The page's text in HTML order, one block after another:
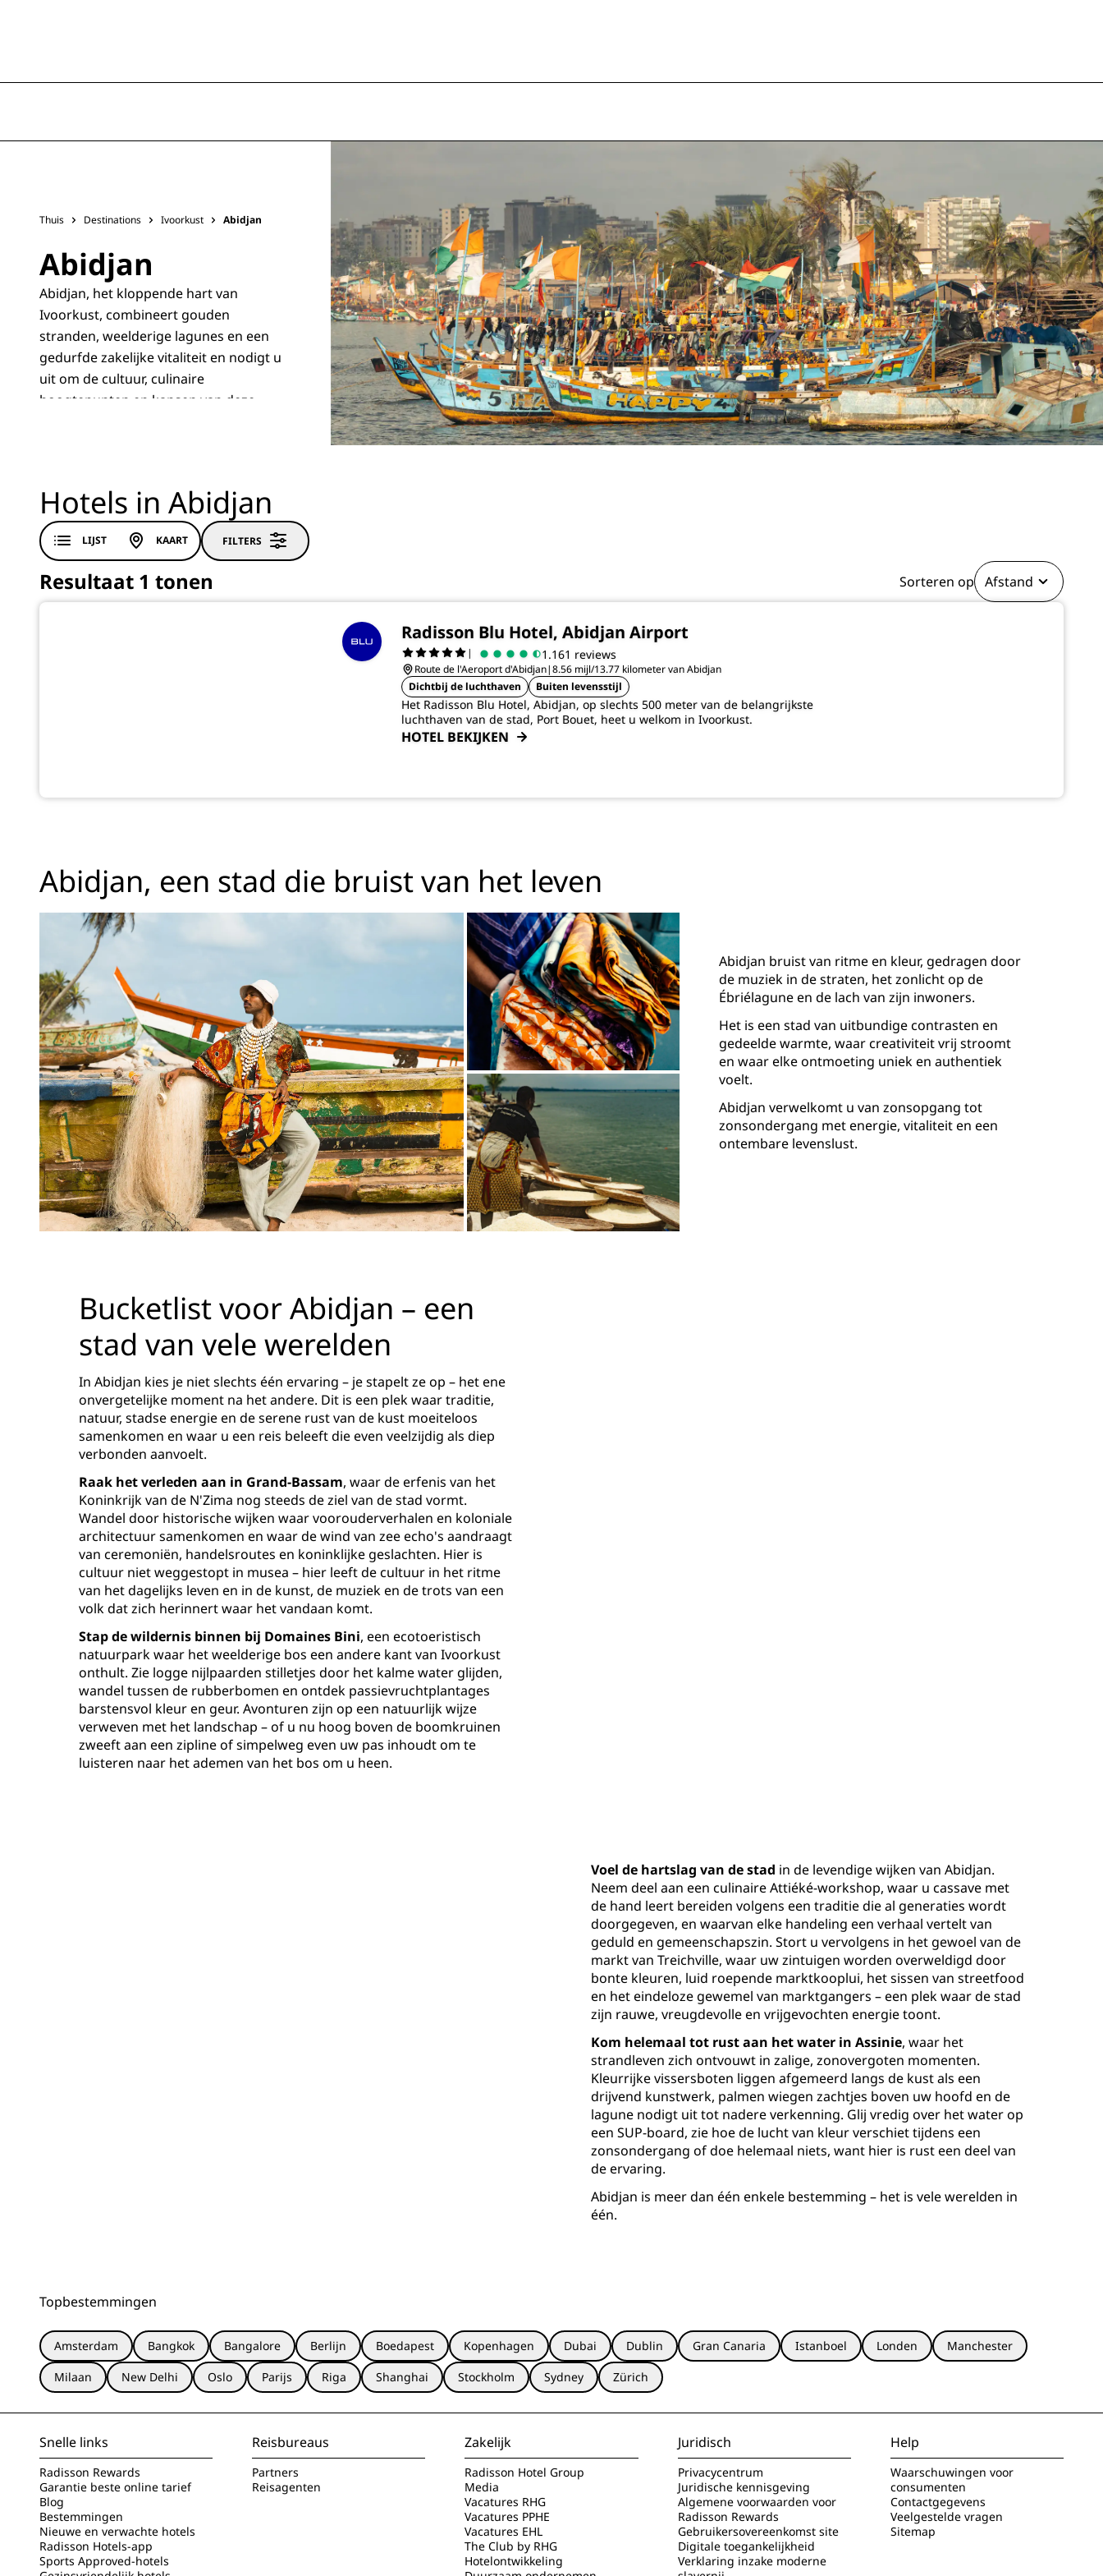
Thuis Destinations Ivoorkust Abidjan
Abidjan
Abidjan, het kloppende hart van
Ivoorkust, combineert gouden
stranden, weelderige lagunes en een
gedurfde zakelijke vitaliteit en nodigt u
uit om de cultuur, culinaire
hoogtepunten en kansen van deze
Hotels in Abidjan
LIJST KAART FILTERS
Resultaat 1 tonen Sorteren op Afstand
Radisson Blu Hotel, Abidjan Airport
| 1.161 reviews
Route de l'Aeroport d'Abidjan|8.56 mijl/13.77 kilometer van Abidjan
Dichtbij de luchthaven
Buiten levensstijl
Het Radisson Blu Hotel, Abidjan, op slechts 500 meter van de belangrijkste
luchthaven van de stad, Port Bouet, heet u welkom in Ivoorkust.
HOTEL BEKIJKEN
Abidjan, een stad die bruist van het leven
Abidjan bruist van ritme en kleur, gedragen door
de muziek in de straten, het zonlicht op de
Ébriélagune en de lach van zijn inwoners.
Het is een stad van uitbundige contrasten en
gedeelde warmte, waar creativiteit vrij stroomt
en waar elke ontmoeting uniek en authentiek
voelt.
Abidjan verwelkomt u van zonsopgang tot
zonsondergang met energie, vitaliteit en een
ontembare levenslust.
Bucketlist voor Abidjan – een
stad van vele werelden
In Abidjan kies je niet slechts één ervaring – je stapelt ze op – het ene
onvergetelijke moment na het andere. Dit is een plek waar traditie,
natuur, stadse energie en de serene rust van de kust moeiteloos
samenkomen en waar u een reis beleeft die even veelzijdig als diep
verbonden aanvoelt.
Raak het verleden aan in Grand-Bassam, waar de erfenis van het
Koninkrijk van de N'Zima nog steeds de ziel van de stad vormt.
Wandel door historische wijken waar voorouderverhalen en koloniale
architectuur samenkomen en waar de wind van zee echo's aandraagt
van ceremoniën, handelsroutes en koninklijke geslachten. Hier is
cultuur niet weggestopt in musea – hier leeft de cultuur in het ritme
van het dagelijks leven en in de kunst, de muziek en de trots van een
volk dat zich herinnert waar het vandaan komt.
Stap de wildernis binnen bij Domaines Bini, een ecotoeristisch
natuurpark waar het weelderige bos een andere kant van Ivoorkust
onthult. Zie logge nijlpaarden stilletjes door het kalme water glijden,
wandel tussen de rubberbomen en ontdek passievruchtplantages
barstensvol kleur en geur. Avonturen zijn op een natuurlijk wijze
verweven met het landschap – of u nu hoog boven de boomkruinen
zweeft aan een zipline of simpelweg even uw pas inhoudt om te
luisteren naar het ademen van het bos om u heen.
Voel de hartslag van de stad in de levendige wijken van Abidjan.
Neem deel aan een culinaire Attiéké-workshop, waar u cassave met
de hand leert bereiden volgens een traditie die al generaties wordt
doorgegeven, en waarvan elke handeling een verhaal vertelt van
geduld en gemeenschapszin. Stort u vervolgens in het gewoel van de
markt van Treichville, waar uw zintuigen worden overweldigd door
bonte kleuren, luid roepende marktkooplui, het sissen van streetfood
en het eindeloze gewemel van marktgangers – een plek waar de stad
zijn rauwe, vreugdevolle en vrijgevochten energie toont.
Kom helemaal tot rust aan het water in Assinie, waar het
strandleven zich ontvouwt in zalige, zonovergoten momenten.
Kleurrijke vissersboten liggen afgemeerd langs de kust als een
drijvend kunstwerk, palmen wiegen zachtjes boven uw hoofd en de
lagune nodigt uit tot nadere verkenning. Glij vredig over het water op
een SUP-board, zie hoe de lucht van kleur verschiet tijdens een
zonsondergang of doe helemaal niets, want hier is rust een deel van
de ervaring.
Abidjan is meer dan één enkele bestemming – het is vele werelden in
één.
Topbestemmingen
Amsterdam Bangkok Bangalore Berlijn Boedapest Kopenhagen Dubai Dublin Gran Canaria Istanboel Londen
Manchester
Milaan
New Delhi Oslo Parijs Riga Shanghai Stockholm Sydney Zürich
Snelle links
Radisson Rewards
Garantie beste online tarief
Blog
Bestemmingen
Nieuwe en verwachte hotels
Radisson Hotels-app
Sports Approved-hotels
Reisbureaus
Partners
Reisagenten
Zakelijk
Radisson Hotel Group
Media
Vacatures RHG
Vacatures PPHE
Vacatures EHL
The Club by RHG
Hotelontwikkeling
Juridisch
Privacycentrum
Juridische kennisgeving
Algemene voorwaarden voor
Radisson Rewards
Gebruikersovereenkomst site
Digitale toegankelijkheid
Verklaring inzake moderne
Help
Waarschuwingen voor
consumenten
Contactgegevens
Veelgestelde vragen
Sitemap